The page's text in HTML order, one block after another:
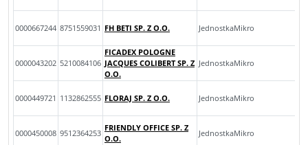
0000667244 8751559031 FH BETI SP. Z O.O. JednostkaMikro
0000043202 5210084106
FICADEX POLOGNE
JACQUES COLIBERT SP. Z
O.O.
JednostkaMikro
0000449721 1132862555 FLORAJ SP. Z O.O. JednostkaMikro
0000450008 9512364253
FRIENDLY OFFICE SP. Z
O.O.
JednostkaMikro